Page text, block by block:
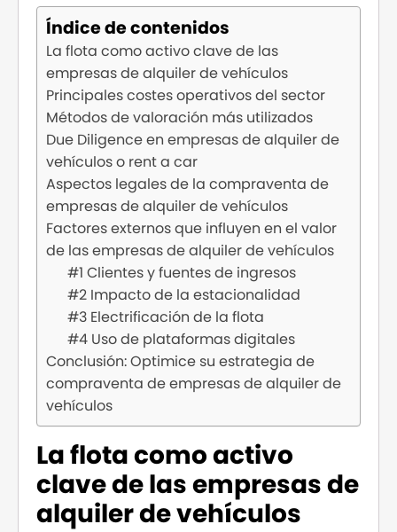
Índice de contenidos
La flota como activo clave de las
empresas de alquiler de vehículos
Principales costes operativos del sector
Métodos de valoración más utilizados
Due Diligence en empresas de alquiler de
vehículos o rent a car
Aspectos legales de la compraventa de
empresas de alquiler de vehículos
Factores externos que influyen en el valor
de las empresas de alquiler de vehículos
#1 Clientes y fuentes de ingresos
#2 Impacto de la estacionalidad
#3 Electrificación de la flota
#4 Uso de plataformas digitales
Conclusión: Optimice su estrategia de
compraventa de empresas de alquiler de
vehículos
La flota como activo
clave de las empresas de
alquiler de vehículos